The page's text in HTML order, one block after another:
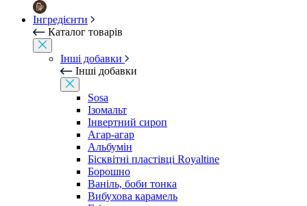
Інгредієнти
Каталог товарів
Інші добавки
Інші добавки
Sosa
Ізомальт
Інвертний сироп
Агар-агар
Альбумін
Бісквітні пластівці Royaltine
Борошно
Ваніль, боби тонка
Вибухова карамель